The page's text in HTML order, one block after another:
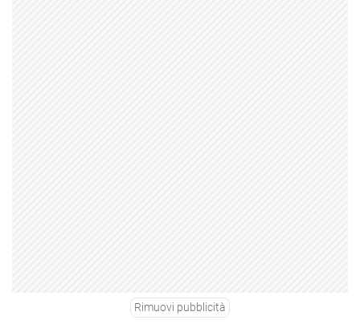
Rimuovi pubblicità